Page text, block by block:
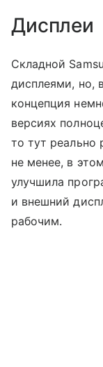
Дисплеи
Складной
дисплеями, но,
концепция
версиях
то тут реально
не менее, в
улучшила
и внешний
рабочим.